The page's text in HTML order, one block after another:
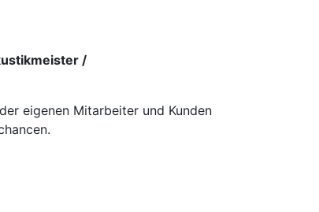
/
eigenen Mitarbeiter und Kunden